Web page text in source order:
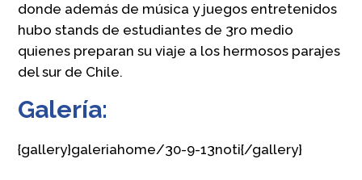
donde además de música y juegos entretenidos
hubo stands de estudiantes de 3ro medio
quienes preparan su viaje a los hermosos parajes
del sur de Chile.
Galería:
{gallery}galeriahome/30-9-13noti{/gallery}